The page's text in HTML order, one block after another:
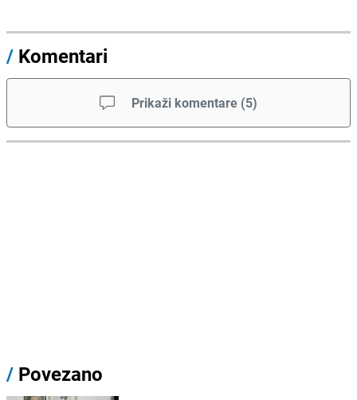
/ Komentari
Prikaži komentare (5)
/ Povezano